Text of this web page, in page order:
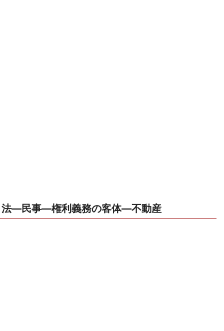
法―民事―権利義務の客体―不動産